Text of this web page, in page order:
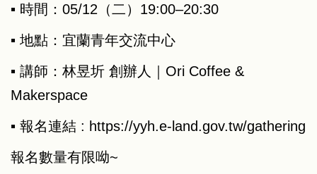
▪︎ 時間：05/12（二）19:00–20:30
▪︎ 地點：宜蘭青年交流中心
▪︎ 講師：林昱圻 創辦人｜Ori Coffee &
Makerspace
▪︎ 報名連結 : https://yyh.e-land.gov.tw/gathering
報名數量有限呦~